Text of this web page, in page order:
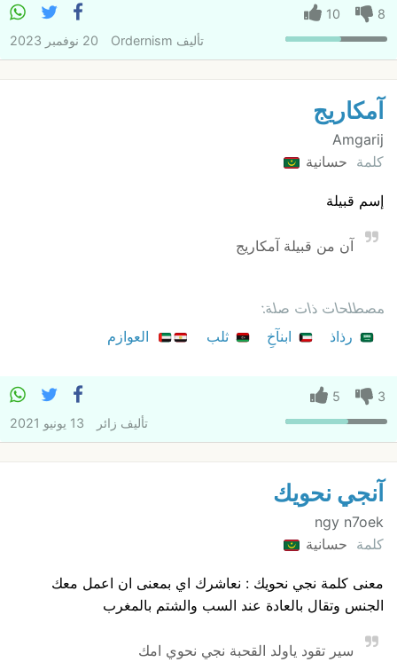
8
10
تأليف Ordernism 20 نوفمبر 2023
آمكاريج
Amgarij
كلمة حسانية
إسم قبيلة
آن من قبيلة آمكاريج
مصطلحات ذات صلة:
رذاذ
ابنآخِ ثلب العوازم
3
5
تأليف زائر 13 يونيو 2021
آنجي نحويك
ngy n7oek
كلمة حسانية
معنى كلمة نجي نحويك : نعاشرك اي بمعنى ان اعمل معك
الجنس وتقال بالعادة عند السب والشتم بالمغرب
سير تقود ياولد القحبة نجي نحوي امك